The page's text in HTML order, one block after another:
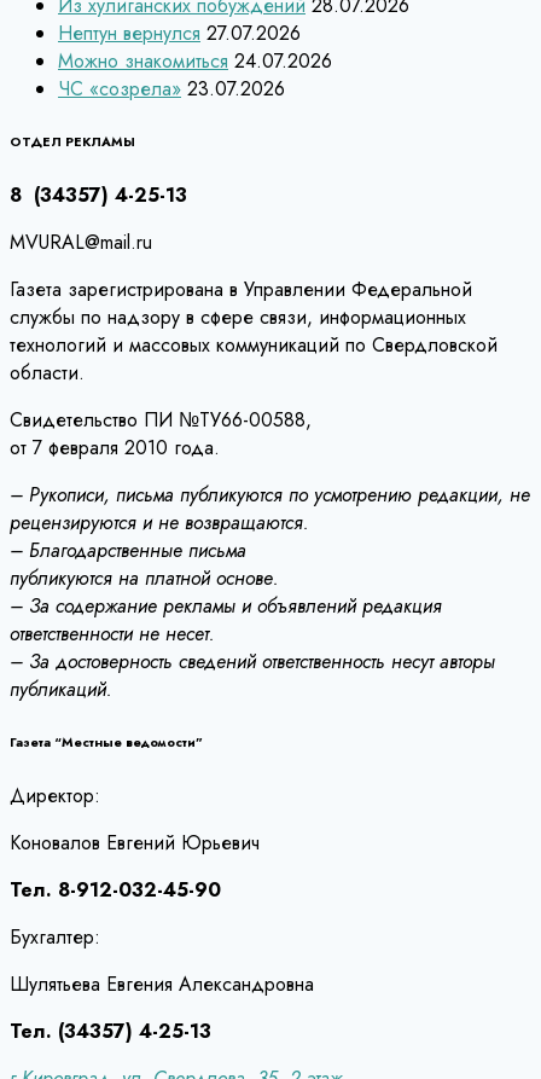
Нептун вернулся 27.07.2026
Можно знакомиться 24.07.2026
ЧС «созрела» 23.07.2026
ОТДЕЛ РЕКЛАМЫ
8 (34357) 4-25-13
MVURAL@mail.ru
Газета зарегистрирована в Управлении Федеральной
службы по надзору в сфере связи, информационных
технологий и массовых коммуникаций по Свердловской
области.
Свидетельство ПИ №ТУ66-00588,
от 7 февраля 2010 года.
– Рукописи, письма публикуются по усмотрению редакции, не
рецензируются и не возвращаются.
– Благодарственные письма
публикуются на платной основе.
– За содержание рекламы и объявлений редакция
ответственности не несет.
– За достоверность сведений ответственность несут авторы
публикаций.
Газета “Местные ведомости”
Директор:
Коновалов Евгений Юрьевич
Тел. 8-912-032-45-90
Бухгалтер:
Шулятьева Евгения Александровна
Тел. (34357) 4-25-13